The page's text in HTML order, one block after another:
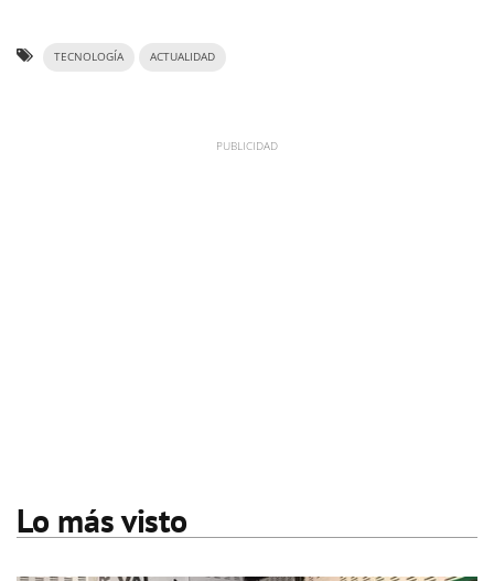
TECNOLOGÍA ACTUALIDAD
Lo más visto